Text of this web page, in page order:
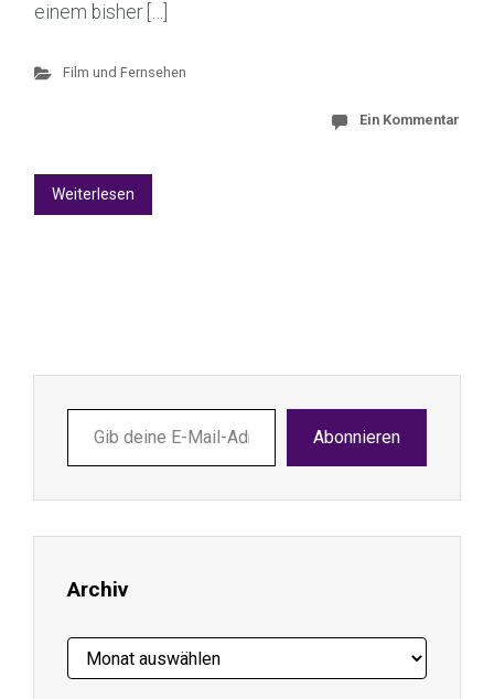
einem bisher […]
Film und Fernsehen
Ein Kommentar
Weiterlesen
deine
E-
ein ...
Abonnieren
Archiv
Archiv